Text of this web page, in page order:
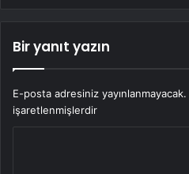
Bir yanıt yazın
E-posta adresiniz yayınlanmayacak.
işaretlenmişlerdir